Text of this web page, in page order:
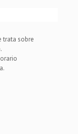
trata sobre